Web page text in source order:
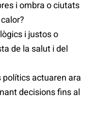
i ombra o ciutats
i justos o
de la salut i del
polítics actuaren ara
decisions fins al